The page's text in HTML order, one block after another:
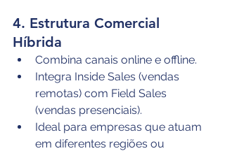
4. Estrutura Comercial
Híbrida
Combina canais online e offline.
Integra Inside Sales (vendas
remotas) com Field Sales
(vendas presenciais).
Ideal para empresas que atuam
em diferentes regiões ou